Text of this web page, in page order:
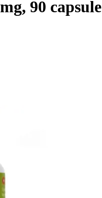
90 capsule